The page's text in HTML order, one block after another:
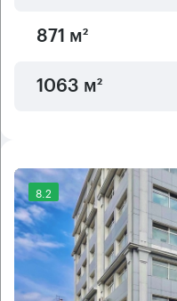
871 м²
1063 м²
8.2